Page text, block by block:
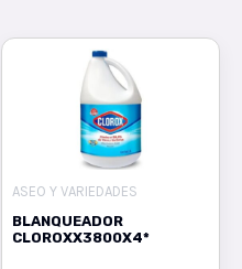
ASEO Y VARIEDADES
BLANQUEADOR
CLOROXX3800X4*